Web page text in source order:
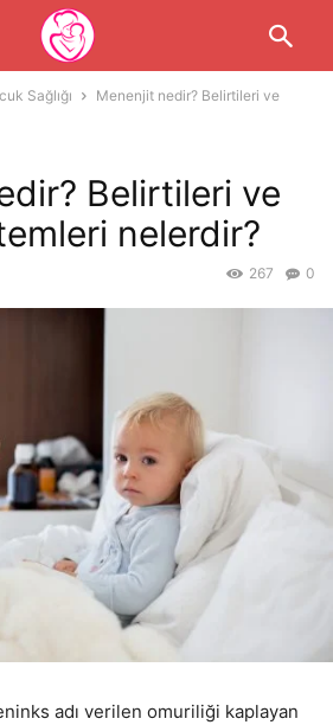
Sağlığı
Menenjit nedir? Belirtileri ve
Belirtileri ve
nelerdir?
0
267
adı verilen omuriliği kaplayan